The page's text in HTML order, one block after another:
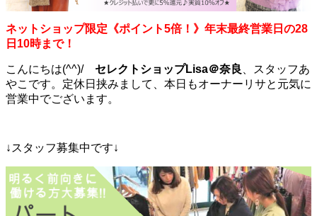
ネットショップ限定《ポイント5倍！》年末最終営業日の28
日10時まで！
こんにちは(^^)/ セレクトショップLisa＠奈良 、スタッフあ
やこです。定休日挟みまして、本日もオーナーリサと元気に
営業中でございます。
↓スタッフ募集中です↓